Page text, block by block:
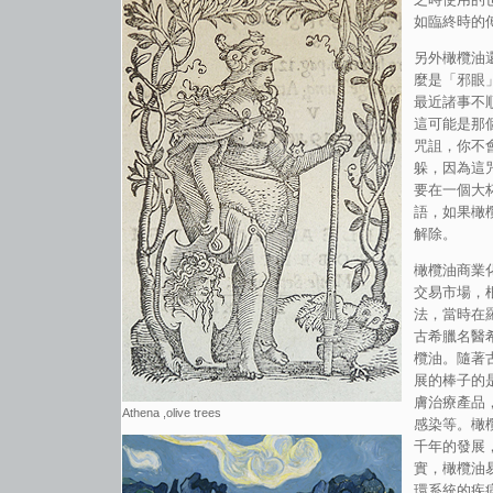
Athena ,olive trees
如臨終時的
另外橄欖油
麼是「邪眼
最近諸事不
這可能是那
咒詛，你不
躲，因為這
要在一個大
語，如果橄
解除。
橄欖油商業
交易市場，
法，當時在
古希臘名醫
欖油。隨著
展的棒子的
膚治療產品
感染等。橄
千年的發展
實，橄欖油